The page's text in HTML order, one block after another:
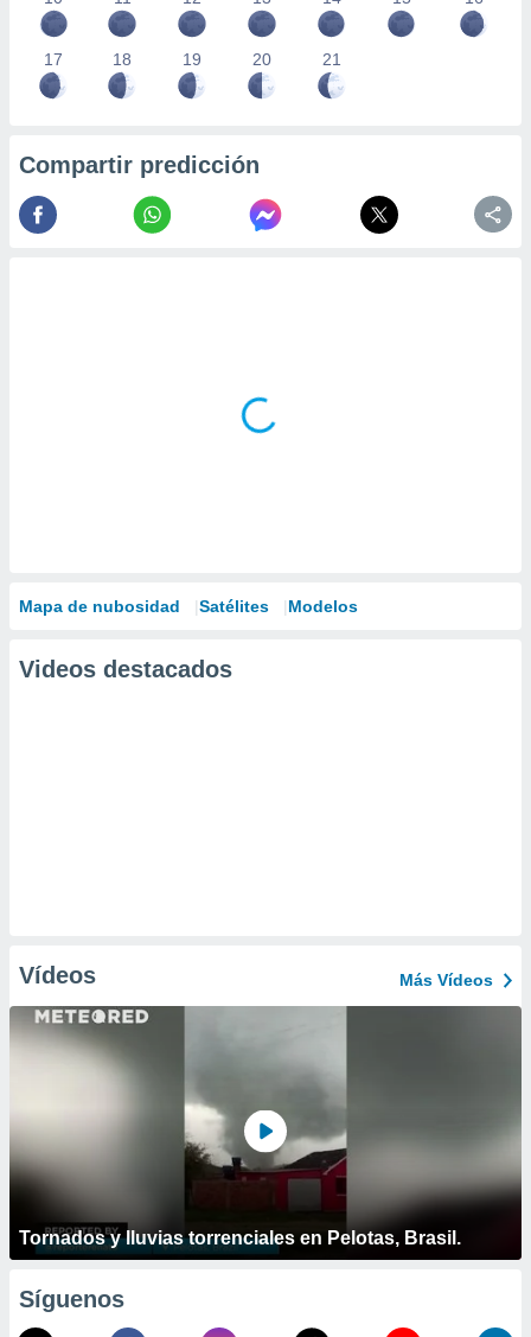
17 18 19 20 21
Compartir predicción
Mapa de nubosidad Satélites Modelos
Videos destacados
Vídeos Más Vídeos
Tornados y lluvias torrenciales en Pelotas, Brasil.
Síguenos